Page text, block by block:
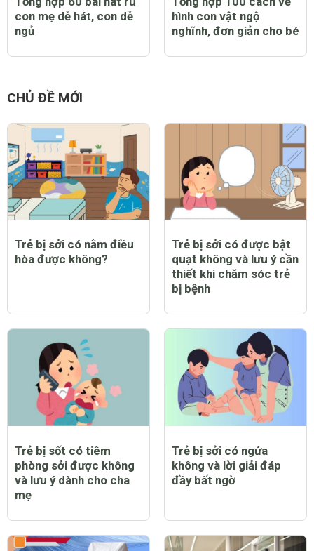
con mẹ dễ hát, con dễ
ngủ
hình con vật ngộ
nghĩnh, đơn giản cho bé
CHỦ ĐỀ MỚI
Trẻ bị sởi có nằm điều
hòa được không?
Trẻ bị sởi có được bật
quạt không và lưu ý cần
thiết khi chăm sóc trẻ
bị bệnh
Trẻ bị sốt có tiêm
phòng sởi được không
và lưu ý dành cho cha
mẹ
Trẻ bị sởi có ngứa
không và lời giải đáp
đầy bất ngờ